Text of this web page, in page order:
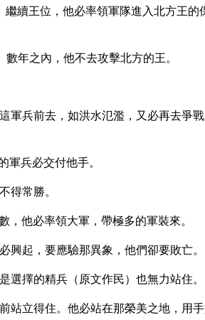
續王位，他必率領軍隊進入北方王的
年之內，他不去攻擊北方的王。
軍兵前去，如洪水氾濫，又必再去爭
兵必交付他手。
得常勝。
他必率領大軍，帶極多的軍裝來。
起，要應驗那異象，他們卻要敗亡。
擇的精兵（原文作民）也無力站住。
立得住。他必站在那榮美之地，用手